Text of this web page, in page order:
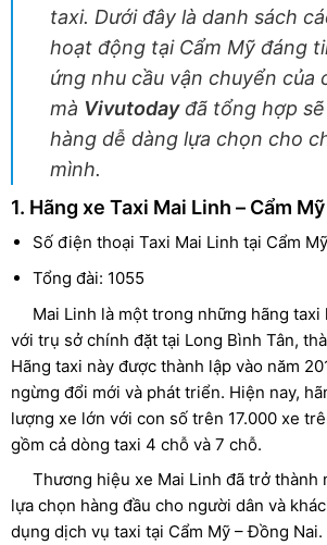
taxi. Dưới đây là danh sách
hoạt động tại Cẩm Mỹ đáng
ứng nhu cầu vận chuyển của
mà Vivutodayđã tổng hợp sẽ
hàng dễ dàng lựa chọn cho
mình.
1. Hãng xe Taxi Mai Linh – Cẩm Mỹ
Số điện thoại Taxi Mai Linh tại Cẩm
Tổng đài: 1055
Mai Linh là một trong những hãng taxi
với trụ sở chính đặt tại Long Bình Tân,
Hãng taxi này được thành lập vào năm
ngừng đổi mới và phát triển. Hiện nay,
lượng xe lớn với con số trên 17.000 xe
gồm cả dòng taxi 4 chỗ và 7 chỗ.
Thương hiệu xe Mai Linh đã trở thành
lựa chọn hàng đầu cho người dân và
dụng dịch vụ taxi tại Cẩm Mỹ – Đồng Nai.